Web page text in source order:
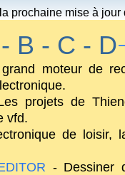
prochaine mise à
B - C - D
moteur de
projets de
vfd.
de loisir,
- Dessiner